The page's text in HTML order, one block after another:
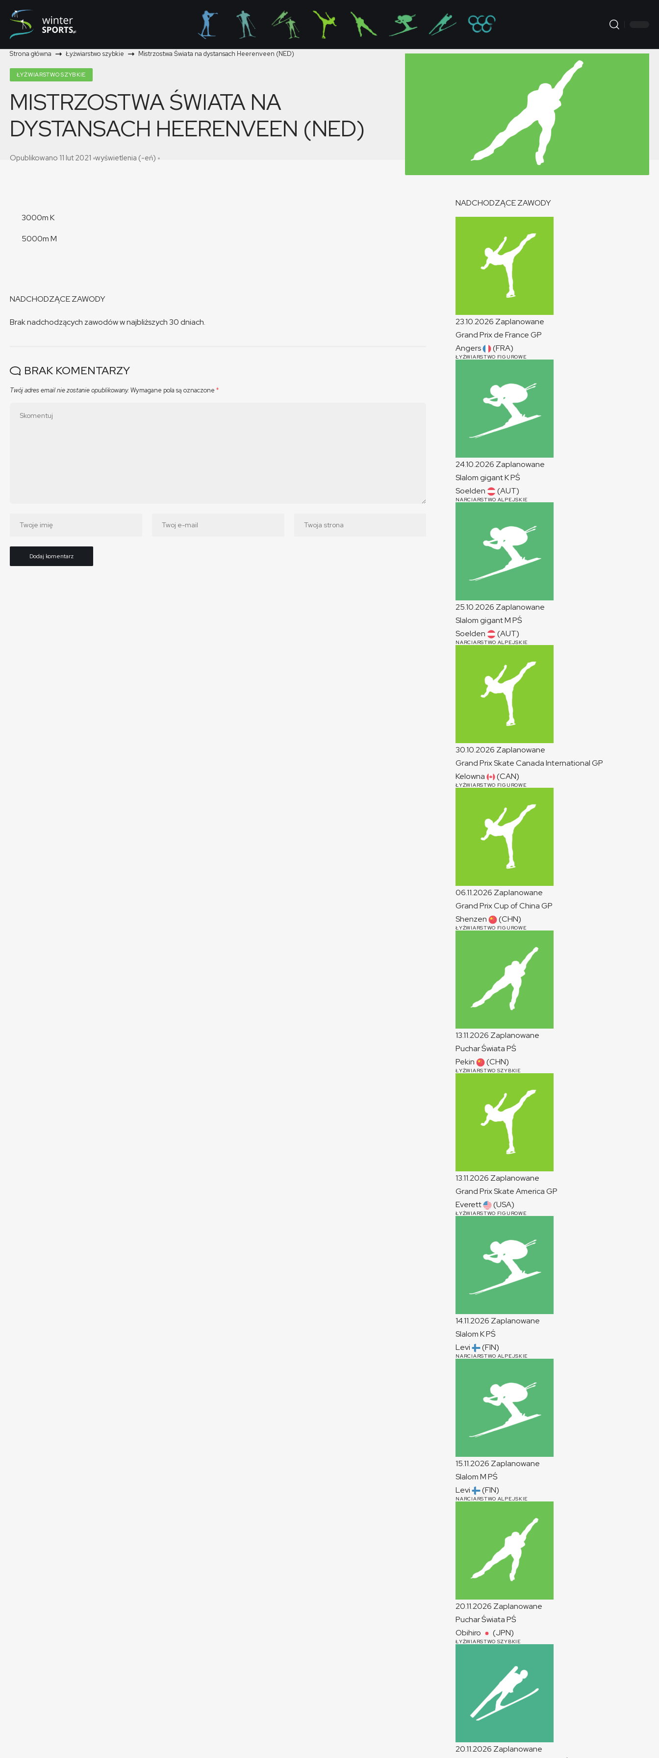
Strona główna Łyżwiarstwo szybkie Mistrzostwa Świata na dystansach Heerenveen (NED)
ŁYŻWIARSTWO SZYBKIE
MISTRZOSTWA ŚWIATA NA
DYSTANSACH HEERENVEEN (NED)
Opublikowano 11 lut 2021 wyświetlenia (-eń)
3000m K
5000m M
NADCHODZĄCE ZAWODY
Brak nadchodzących zawodów w najbliższych 30 dniach.
BRAK KOMENTARZY
Twój adres email nie zostanie opublikowany. Wymagane pola są oznaczone *
NADCHODZĄCE ZAWODY
23.10.2026 Zaplanowane
Grand Prix de FranceGP
Angers
(FRA)
ŁYŻWIARSTWO FIGUROWE
24.10.2026 Zaplanowane
Slalom gigantKPŚ
Soelden
(AUT)
NARCIARSTWO ALPEJSKIE
25.10.2026 Zaplanowane
Slalom gigantM PŚ
Soelden
(AUT)
NARCIARSTWO ALPEJSKIE
30.10.2026 Zaplanowane
Grand Prix Skate Canada InternationalGP
Kelowna
(CAN)
ŁYŻWIARSTWO FIGUROWE
06.11.2026 Zaplanowane
Grand Prix Cup of ChinaGP
Shenzen
(CHN)
ŁYŻWIARSTWO FIGUROWE
13.11.2026 Zaplanowane
Puchar ŚwiataPŚ
Pekin
(CHN)
ŁYŻWIARSTWO SZYBKIE
13.11.2026 Zaplanowane
Grand Prix Skate AmericaGP
Everett
(USA)
ŁYŻWIARSTWO FIGUROWE
14.11.2026 Zaplanowane
SlalomKPŚ
Levi
(FIN)
NARCIARSTWO ALPEJSKIE
15.11.2026 Zaplanowane
SlalomM PŚ
Levi
(FIN)
NARCIARSTWO ALPEJSKIE
20.11.2026 Zaplanowane
Puchar ŚwiataPŚ
Obihiro
(JPN)
ŁYŻWIARSTWO SZYBKIE
20.11.2026 Zaplanowane